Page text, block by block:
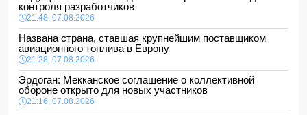
контроля разработчиков
21:48, 07.08.2026
Названа страна, ставшая крупнейшим поставщиком
авиационного топлива в Европу
21:28, 07.08.2026
Эрдоган: Мекканское соглашение о коллективной
обороне открыто для новых участников
21:16, 07.08.2026